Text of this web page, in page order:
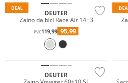
DEAL
DEUTER
Zaino da bici Race Air 14+3
PVC119,99 95,99
DEUTER